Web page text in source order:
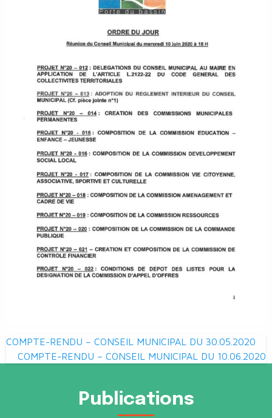
Navigation
de
COMPTE-RENDU – CONSEIL MUNICIPAL DU 30.05.2020
COMPTE-RENDU – CONSEIL MUNICIPAL DU 10.06.2020
Publications